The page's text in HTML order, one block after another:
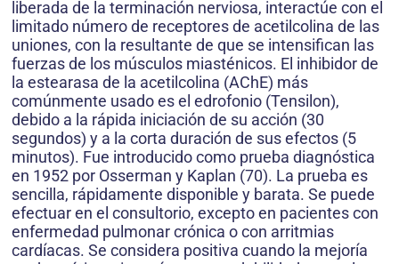
liberada de la terminación nerviosa, interactúe con el
limitado número de receptores de acetilcolina de las
uniones, con la resultante de que se intensifican las
fuerzas de los músculos miasténicos. El inhibidor de
la estearasa de la acetilcolina (AChE) más
comúnmente usado es el edrofonio (Tensilon),
debido a la rápida iniciación de su acción (30
segundos) y a la corta duración de sus efectos (5
minutos). Fue introducido como prueba diagnóstica
en 1952 por Osserman y Kaplan (70). La prueba es
sencilla, rápidamente disponible y barata. Se puede
efectuar en el consultorio, excepto en pacientes con
enfermedad pulmonar crónica o con arritmias
cardíacas. Se considera positiva cuando la mejoría